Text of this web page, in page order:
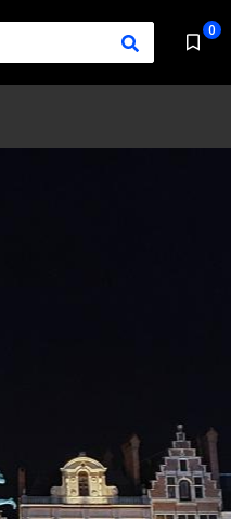
0